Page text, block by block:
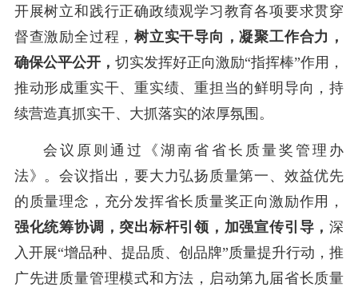
开展树立和践行正确政绩观学习教育各项要求贯穿
督查激励全过程，树立实干导向，凝聚工作合力，
确保公平公开， 切实发挥好正向激励“指挥棒”作用，
推动形成重实干、重实绩、重担当的鲜明导向，持
续营造真抓实干、大抓落实的浓厚氛围。
会议原则通过《湖南省省长质量奖管理办
法》。会议指出，要大力弘扬质量第一、效益优先
的质量理念，充分发挥省长质量奖正向激励作用，
强化统筹协调，突出标杆引领，加强宣传引导，深
入开展“增品种、提品质、创品牌”质量提升行动，推
广先进质量管理模式和方法，启动第九届省长质量